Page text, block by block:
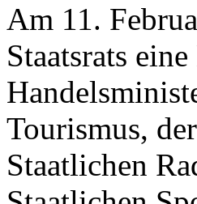
Am 11.
Staatsrats
Tourismus,
Staatlichen